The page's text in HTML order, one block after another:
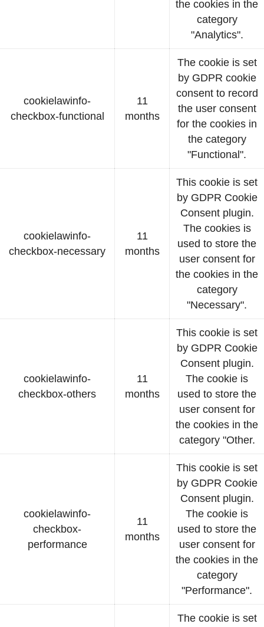
the cookies in the
category
"Analytics".
cookielawinfo-
checkbox-functional
11
months
The cookie is set
by GDPR cookie
consent to record
the user consent
for the cookies in
the category
"Functional".
cookielawinfo-
checkbox-necessary
11
months
This cookie is set
by GDPR Cookie
Consent plugin.
The cookies is
used to store the
user consent for
the cookies in the
category
"Necessary".
cookielawinfo-
checkbox-others
11
months
This cookie is set
by GDPR Cookie
Consent plugin.
The cookie is
used to store the
user consent for
the cookies in the
category "Other.
cookielawinfo-
checkbox-
performance
11
months
This cookie is set
by GDPR Cookie
Consent plugin.
The cookie is
used to store the
user consent for
the cookies in the
category
"Performance".
The cookie is set